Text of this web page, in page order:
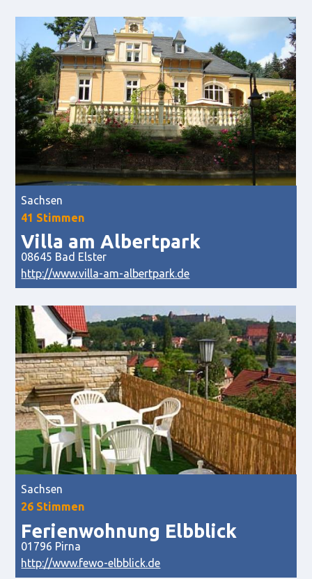
Sachsen
41 Stimmen
Villa am Albertpark
08645 Bad Elster
http://www.villa-am-albertpark.de
Sachsen
26 Stimmen
Ferienwohnung Elbblick
01796 Pirna
http://www.fewo-elbblick.de